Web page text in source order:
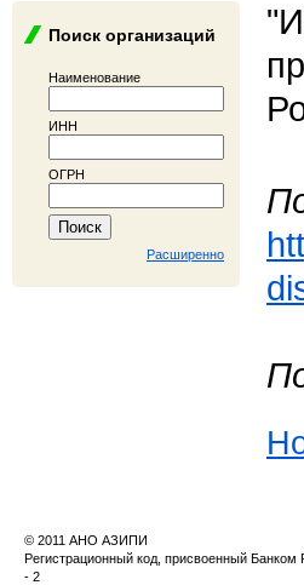
Поиск организаций
Наименование
ИНН
ОГРН
Расширенно
© 2011 АНО АЗИПИ
Регистрационный код, присвоенный Банком
- 2